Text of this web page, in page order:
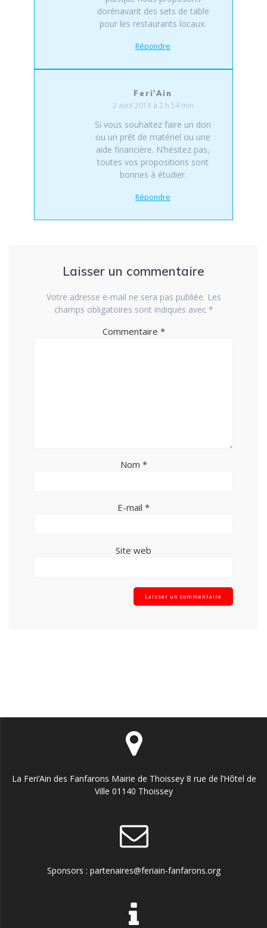
dorénavant des sets de table
pour les restaurants locaux.
Répondre
Feri'Ain
2 avril 2013 à 2 h 54 min
Si vous souhaitez faire un don
ou un prêt de matériel ou une
aide financière. N’hésitez pas,
toutes vos propositions sont
bonnes à étudier.
Répondre
Laisser un commentaire
Votre adresse e-mail ne sera pas publiée. Les
champs obligatoires sont indiqués avec *
Commentaire *
Nom *
E-mail *
Site web
La Feri’Ain des Fanfarons Mairie de Thoissey 8 rue de l’Hôtel de
Ville 01140 Thoissey
Sponsors : partenaires@feriain-fanfarons.org